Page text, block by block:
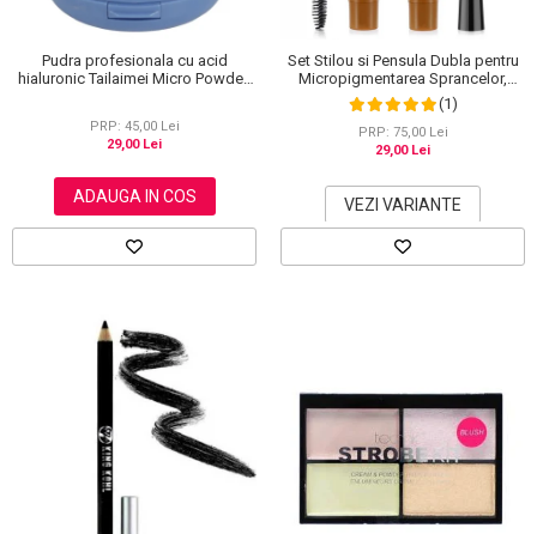
Pudra profesionala cu acid
hialuronic Tailaimei Micro Powder,
PRP: 45,00 Lei
29,00 Lei
ADAUGA IN COS
Set Stilou si Pensula Dubla pentru
Micropigmentarea Sprancelor,
Efect Natural de Microblading,
Aspect de Sprancene Pline
(1)
PRP: 75,00 Lei
29,00 Lei
VEZI VARIANTE